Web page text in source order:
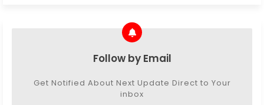
Follow by Email
Get Notified About Next Update Direct to Your
inbox